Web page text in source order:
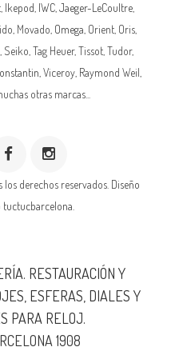
Ikepod IWC Jaeger-LeCoultre
Movado, Omega , Orient, Oris,
, Seiko, Tag Heuer, Tissot, Tudor,
, Viceroy, Raymond Weil,
otras marcas...
derechos reservados. Diseño
RESTAURACIÓN Y
ESFERAS, DIALES Y
PARA RELOJ.
1908